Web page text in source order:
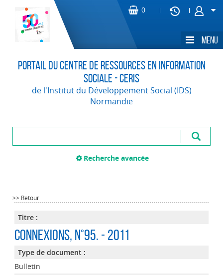
Portail du Centre de Ressources en Information
Sociale - CERIS
de l'Institut du Développement Social (IDS)
Normandie
Recherche avancée
>> Retour
Titre :
Connexions, n°95. - 2011
Type de document :
Bulletin